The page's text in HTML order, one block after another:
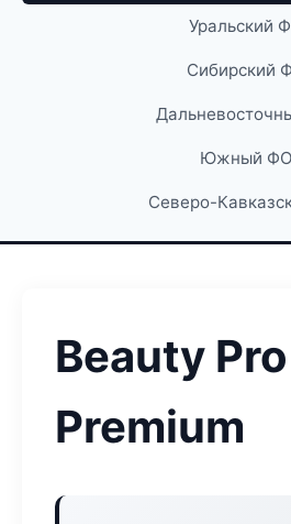
Уральский
Сибирский
Южный ФО
Северо-
Beauty Pro
Premium